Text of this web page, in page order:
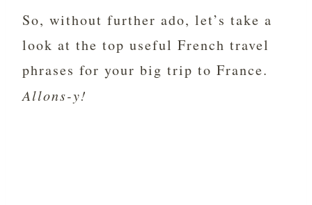
So, without further ado, let’s take a
look at the top useful French travel
phrases for your big trip to France.
Allons-y!